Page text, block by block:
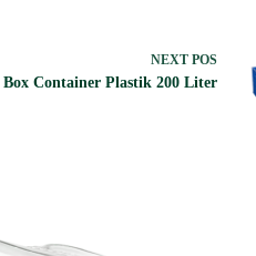
NEXT POS
Box Container Plastik 200 Liter